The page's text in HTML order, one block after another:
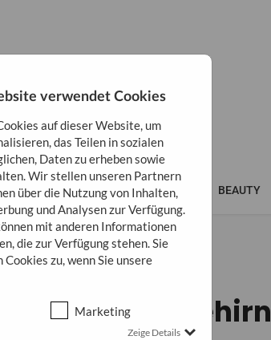
BÜCHER BUSINESS BEAUTY
fürs Gehirn
verwendet Cookies
auf dieser Website, um
das Teilen in sozialen
Daten zu erheben sowie
Wir stellen unseren Partnern
über die Nutzung von Inhalten,
und Analysen zur Verfügung.
mit anderen Informationen
die zur Verfügung stehen. Sie
zu, wenn Sie unsere
Marketing
Zeige Details